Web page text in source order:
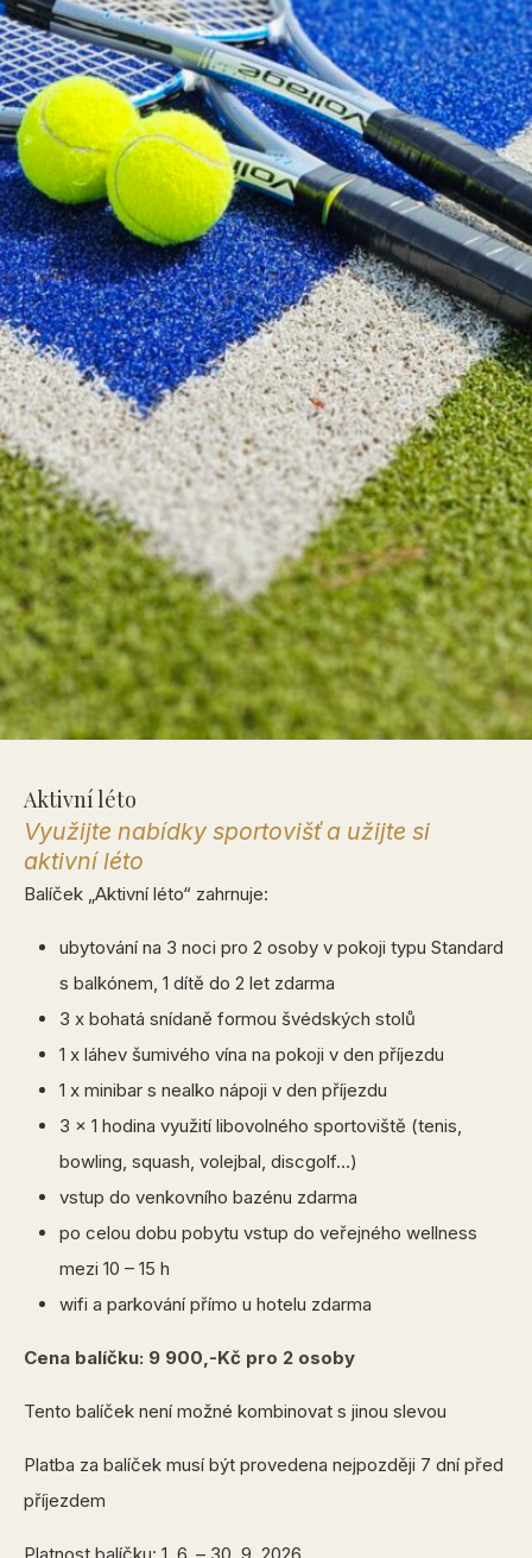
Aktivní léto
Využijte nabídky sportovišť a užijte si
aktivní léto
Balíček „Aktivní léto“ zahrnuje:
ubytování na 3 noci pro 2 osoby v pokoji typu Standard
s balkónem, 1 dítě do 2 let zdarma
3 x bohatá snídaně formou švédských stolů
1 x láhev šumivého vína na pokoji v den příjezdu
1 x minibar s nealko nápoji v den příjezdu
3 x 1 hodina využití libovolného sportoviště (tenis,
bowling, squash, volejbal, discgolf…)
vstup do venkovního bazénu zdarma
po celou dobu pobytu vstup do veřejného wellness
mezi 10 – 15 h
wifi a parkování přímo u hotelu zdarma
Cena balíčku: 9 900,-Kč pro 2 osoby
Tento balíček není možné kombinovat s jinou slevou
Platba za balíček musí být provedena nejpozději 7 dní před
příjezdem